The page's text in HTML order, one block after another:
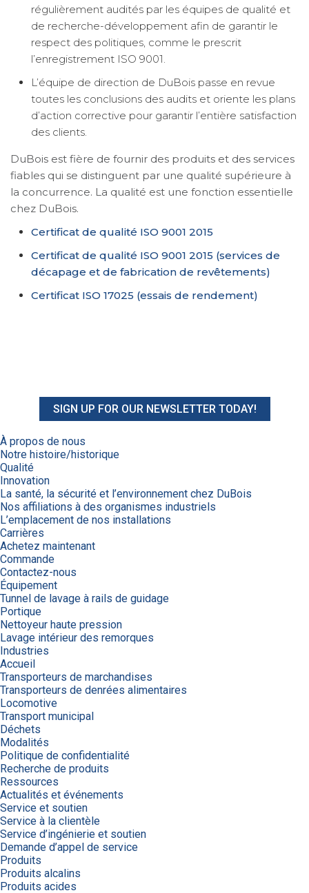
régulièrement audités par les équipes de qualité et
de recherche-développement afin de garantir le
respect des politiques, comme le prescrit
l’enregistrement ISO 9001.
L’équipe de direction de DuBois passe en revue
toutes les conclusions des audits et oriente les plans
d’action corrective pour garantir l’entière satisfaction
des clients.
DuBois est fière de fournir des produits et des services
fiables qui se distinguent par une qualité supérieure à
la concurrence. La qualité est une fonction essentielle
chez DuBois.
Certificat de qualité ISO 9001 2015
Certificat de qualité ISO 9001 2015 (services de
décapage et de fabrication de revêtements)
Certificat ISO 17025 (essais de rendement)
SIGN UP FOR OUR NEWSLETTER TODAY!
À propos de nous
Notre histoire/historique
Qualité
Innovation
La santé, la sécurité et l’environnement chez DuBois
Nos affiliations à des organismes industriels
L’emplacement de nos installations
Carrières
Achetez maintenant
Commande
Contactez-nous
Équipement
Tunnel de lavage à rails de guidage
Portique
Nettoyeur haute pression
Lavage intérieur des remorques
Industries
Accueil
Transporteurs de marchandises
Transporteurs de denrées alimentaires
Locomotive
Transport municipal
Déchets
Modalités
Politique de confidentialité
Recherche de produits
Ressources
Actualités et événements
Service et soutien
Service à la clientèle
Service d’ingénierie et soutien
Demande d’appel de service
Produits
Produits alcalins
Produits acides